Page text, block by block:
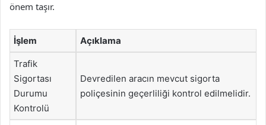
önem taşır.
İşlem Açıklama
Trafik
Sigortası
Durumu
Kontrolü
Devredilen aracın mevcut sigorta
poliçesinin geçerliliği kontrol edilmelidir.